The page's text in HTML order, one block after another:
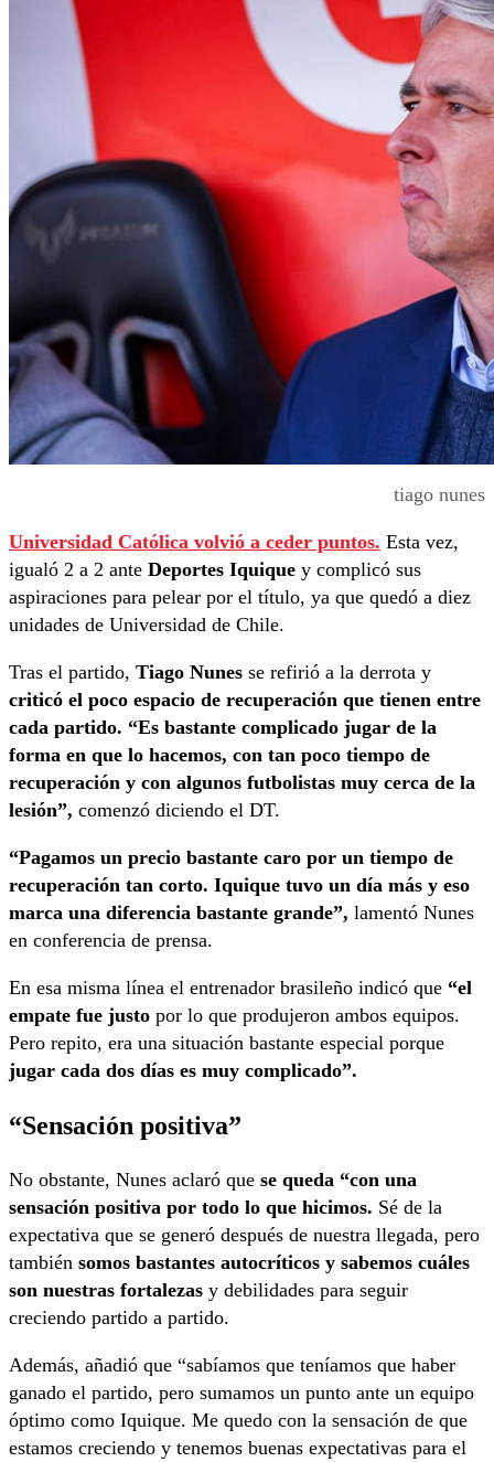
tiago nunes
Universidad Católica volvió a ceder puntos. Esta vez,
igualó 2 a 2 ante Deportes Iquique y complicó sus
aspiraciones para pelear por el título, ya que quedó a diez
unidades de Universidad de Chile.
Tras el partido, Tiago Nunes se refirió a la derrota y
criticó el poco espacio de recuperación que tienen entre
cada partido. “Es bastante complicado jugar de la
forma en que lo hacemos, con tan poco tiempo de
recuperación y con algunos futbolistas muy cerca de la
lesión”, comenzó diciendo el DT.
“Pagamos un precio bastante caro por un tiempo de
recuperación tan corto. Iquique tuvo un día más y eso
marca una diferencia bastante grande”, lamentó Nunes
en conferencia de prensa.
En esa misma línea el entrenador brasileño indicó que “el
empate fue justo por lo que produjeron ambos equipos.
Pero repito, era una situación bastante especial porque
jugar cada dos días es muy complicado”.
“Sensación positiva”
No obstante, Nunes aclaró que se queda “con una
sensación positiva por todo lo que hicimos. Sé de la
expectativa que se generó después de nuestra llegada, pero
también somos bastantes autocríticos y sabemos cuáles
son nuestras fortalezas y debilidades para seguir
creciendo partido a partido.
Además, añadió que “sabíamos que teníamos que haber
ganado el partido, pero sumamos un punto ante un equipo
óptimo como Iquique. Me quedo con la sensación de que
estamos creciendo y tenemos buenas expectativas para el